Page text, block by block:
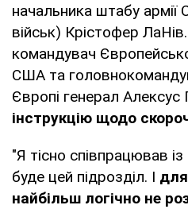
начальника штабу
військ) Крістофер
командувач
США та
Європі генерал Алексус
інструкцію щодо
"Я тісно співпрацював
буде цей підрозділ. І
найбільш логічно не